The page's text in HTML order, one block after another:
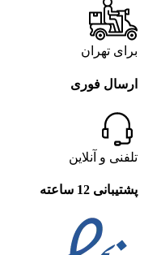
برای تهران
ارسال فوری
تلفنی و آنلاین
پشتیبانی 12 ساعته